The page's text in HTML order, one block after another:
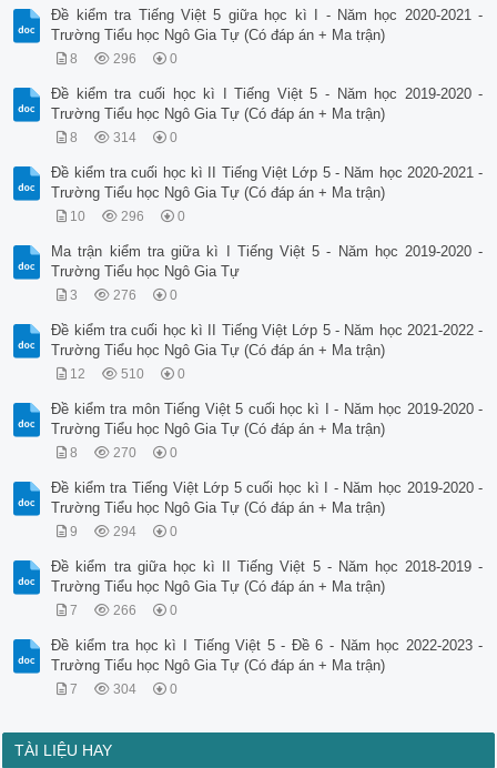
Đề kiểm tra Tiếng Việt 5 giữa học kì I - Năm học 2020-2021 -
Trường Tiểu học Ngô Gia Tự (Có đáp án + Ma trận)
8 296 0
Đề kiểm tra cuối học kì I Tiếng Việt 5 - Năm học 2019-2020 -
Trường Tiểu học Ngô Gia Tự (Có đáp án + Ma trận)
8 314 0
Đề kiểm tra cuối học kì II Tiếng Việt Lớp 5 - Năm học 2020-2021 -
Trường Tiểu học Ngô Gia Tự (Có đáp án + Ma trận)
10 296 0
Ma trận kiểm tra giữa kì I Tiếng Việt 5 - Năm học 2019-2020 -
Trường Tiểu học Ngô Gia Tự
3 276 0
Đề kiểm tra cuối học kì II Tiếng Việt Lớp 5 - Năm học 2021-2022 -
Trường Tiểu học Ngô Gia Tự (Có đáp án + Ma trận)
12 510 0
Đề kiểm tra môn Tiếng Việt 5 cuối học kì I - Năm học 2019-2020 -
Trường Tiểu học Ngô Gia Tự (Có đáp án + Ma trận)
8 270 0
Đề kiểm tra Tiếng Việt Lớp 5 cuối học kì I - Năm học 2019-2020 -
Trường Tiểu học Ngô Gia Tự (Có đáp án + Ma trận)
9 294 0
Đề kiểm tra giữa học kì II Tiếng Việt 5 - Năm học 2018-2019 -
Trường Tiểu học Ngô Gia Tự (Có đáp án + Ma trận)
7 266 0
Đề kiểm tra học kì I Tiếng Việt 5 - Đề 6 - Năm học 2022-2023 -
Trường Tiểu học Ngô Gia Tự (Có đáp án + Ma trận)
7 304 0
TÀI LIỆU HAY